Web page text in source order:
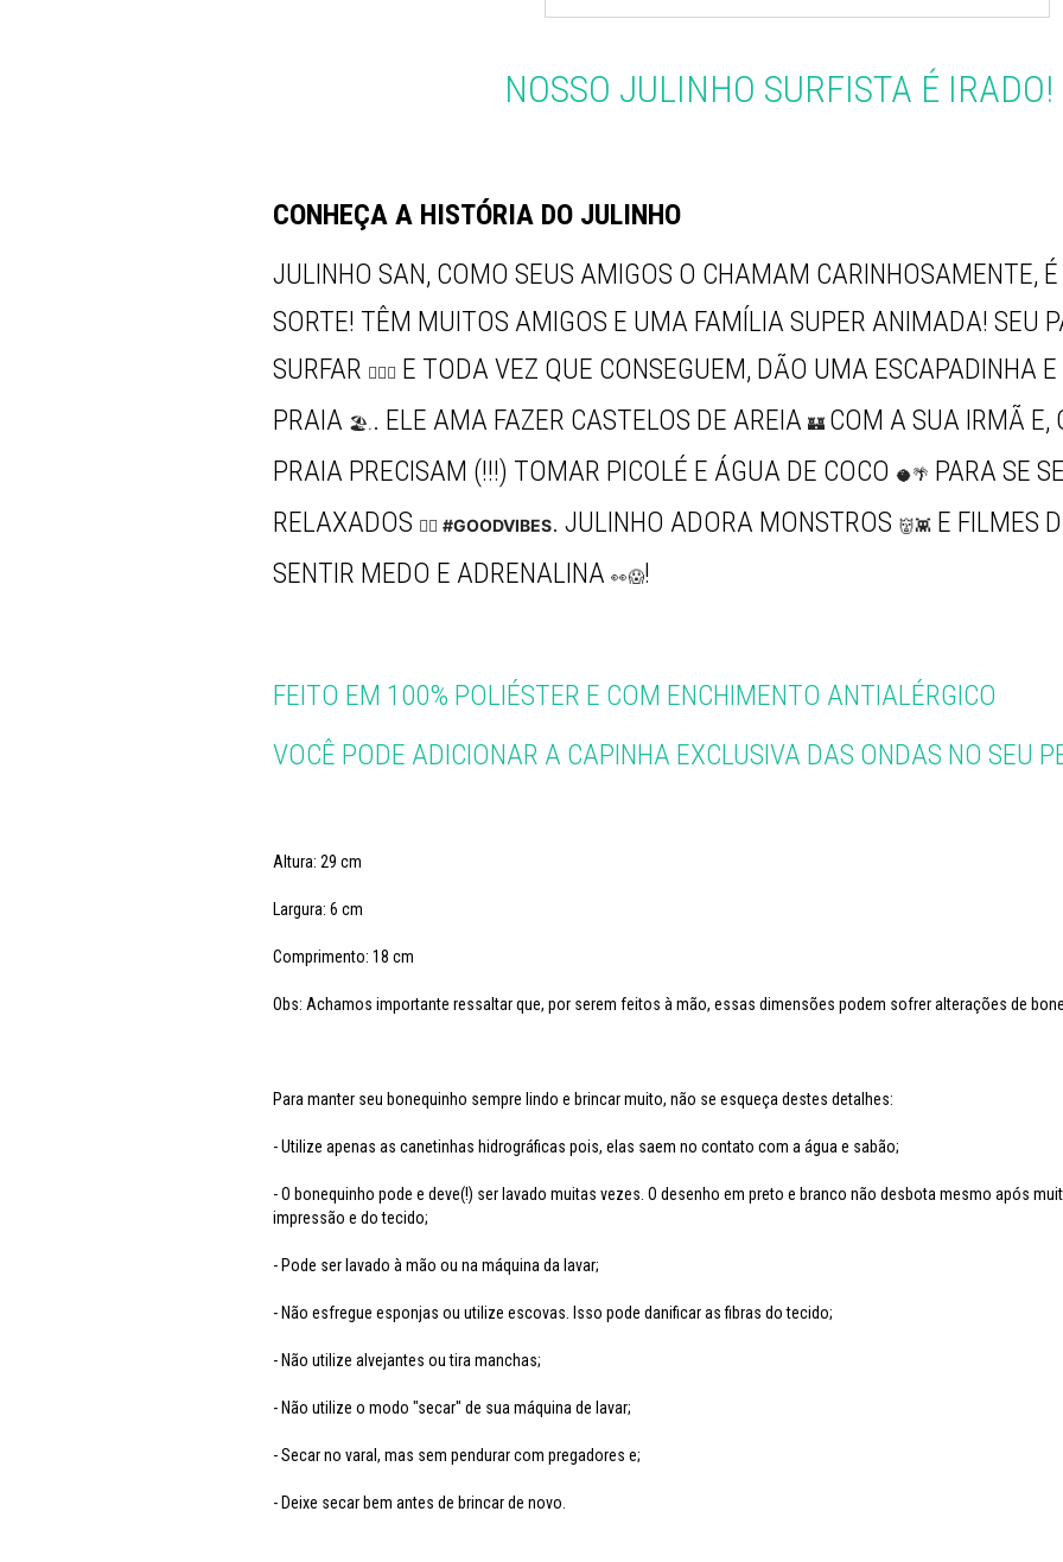
NOSSO JULINHO SURFISTA É IRADO!
CONHEÇA A HISTÓRIA DO JULINHO
JULINHO SAN, COMO SEUS AMIGOS O CHAMAM CARINHOSAMENTE,
SORTE! TÊM MUITOS AMIGOS E UMA FAMÍLIA SUPER ANIMADA! SEU
SURFAR 🏄🏽‍♂️ E TODA VEZ QUE CONSEGUEM, DÃO UMA ESCAPADINHA
PRAIA 🏖. . ELE AMA FAZER CASTELOS DE AREIA 🏰 COM A SUA IRMÃ E,
PRAIA PRECISAM (!!!) TOMAR PICOLÉ E ÁGUA DE COCO 🥥🌴 PARA SE
RELAXADOS ✌🏼 #GOODVIBES. JULINHO ADORA MONSTROS 👹👾E FILMES
SENTIR MEDO E ADRENALINA 👀😱!
FEITO EM 100% POLIÉSTER E COM ENCHIMENTO ANTIALÉRGICO
VOCÊ PODE ADICIONAR A CAPINHA EXCLUSIVA DAS ONDAS NO SEU
Altura: 29 cm
Largura: 6 cm
Comprimento: 18 cm
Obs: Achamos importante ressaltar que, por serem feitos à mão, essas dimensões podem sofrer alterações de
Para manter seu bonequinho sempre lindo e brincar muito, não se esqueça destes detalhes:
- Utilize apenas as canetinhas hidrográficas pois, elas saem no contato com a água e sabão;
- O bonequinho pode e deve(!) ser lavado muitas vezes. O desenho em preto e branco não desbota mesmo após
impressão e do tecido;
- Pode ser lavado à mão ou na máquina da lavar;
- Não esfregue esponjas ou utilize escovas. Isso pode danificar as fibras do tecido;
- Não utilize alvejantes ou tira manchas;
- Não utilize o modo "secar" de sua máquina de lavar;
- Secar no varal, mas sem pendurar com pregadores e;
- Deixe secar bem antes de brincar de novo.